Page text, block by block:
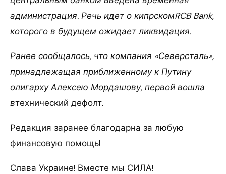
администрация. Речь идет о кипрскомRCB Bank,
которого в будущем ожидает ликвидация.
Ранее сообщалось, что компания «Северсталь»,
принадлежащая приближенному к Путину
олигарху Алексею Мордашову, первой вошла
втехнический дефолт.
Редакция заранее благодарна за любую
финансовую помощь!
Слава Украине! Вместе мы СИЛА!